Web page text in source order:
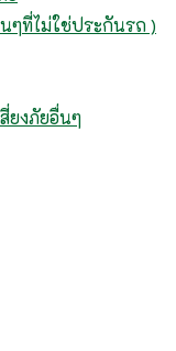
ๆที่ไม่ใช่ประกันรถ )
ยงภัยอื่นๆ